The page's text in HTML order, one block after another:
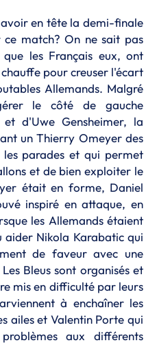
en tête la demi-finale
match? On ne sait pas
les Français eux, ont
pour creuser l'écart
Allemands. Malgré
le côté de gauche
d'Uwe Gensheimer, la
un Thierry Omeyer des
les parades et qui permet
et de bien exploiter le
était en forme, Daniel
inspiré en attaque, en
les Allemands étaient
aider Nikola Karabatic qui
de faveur avec une
Bleus sont organisés et
mis en difficulté par leurs
à enchaîner les
ailes et Valentin Porte qui
aux différents